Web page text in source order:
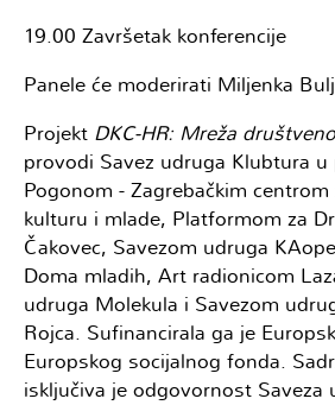
19.00 Završetak konferencije
Panele će moderirati Miljenka
Projekt DKC-HR: Mreža
provodi Savez udruga Klubtura
Pogonom - Zagrebačkim
kulturu i mlade, Platformom za
Čakovec, Savezom udruga
Doma mladih, Art radionicom
udruga Molekula i Savezom
Rojca. Sufinancirala ga je
Europskog socijalnog fonda.
isključiva je odgovornost Saveza